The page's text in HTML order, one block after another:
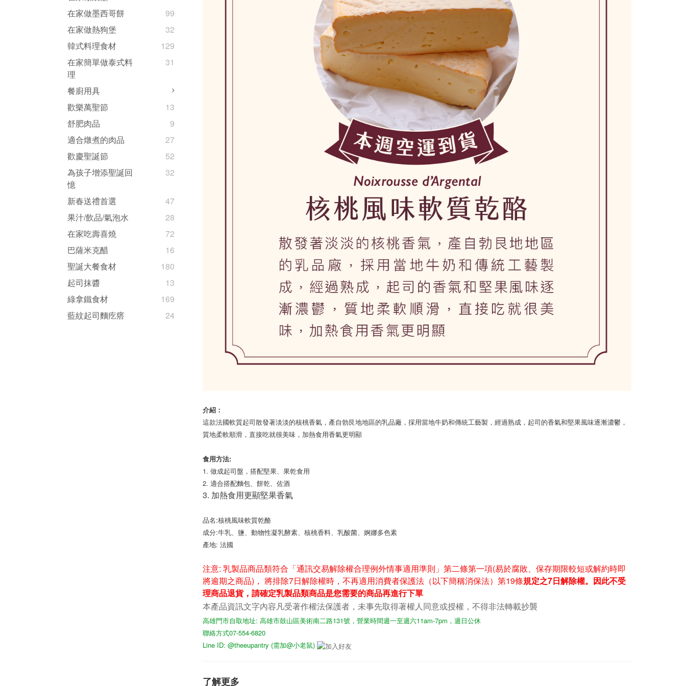
在家做墨西哥餅
99
在家做熱狗堡
32
韓式料理食材
129
在家簡單做泰式料
理
31
餐廚用具
歡樂萬聖節
13
舒肥肉品
9
適合燉煮的肉品
27
歡慶聖誕節
52
為孩子增添聖誕回
憶
32
新春送禮首選
47
果汁/飲品/氣泡水
28
在家吃壽喜燒
72
巴薩米克醋
16
聖誕大餐食材
180
起司抹醬
13
綠拿鐵食材
169
藍紋起司麵疙瘩
24
介紹：
這款法國軟質起司散發著淡淡的核桃香氣，產自勃艮地地區的乳品廠，採用當地牛奶和傳統工藝製，經過熟成，起司的香氣和堅果風味逐漸濃鬱，
質地柔軟順滑 ，直接吃就很美味 ，加熱食用香氣更明顯
食用方法:
1. 做成起司盤，搭配堅果、果乾食用
2. 適合搭配麵包、餅乾、佐酒
3. 加熱食用更顯堅果香氣
品名:核桃風味軟質乾酪
成分:牛乳、 鹽、動物性凝乳酵素、核桃香料、乳酸菌、婀娜多色素
產地: 法國
注意: 乳製品商品類符合「通訊交易解除權合理例外情事適用準則」第二條第一項(易於腐敗、保存期限較短或解約時即
將逾期之商品)， 將排除7日解除權時，不再適用消費者保護法（以下簡稱消保法）第19條規定之7日解除權。因此不受
理商品退貨，請確定乳製品類商品是您需要的商品再進行下單
本產品資訊文字內容凡受著作權法保護者，未事先取得著權人同意或授權，不得非法轉載抄襲
高雄門市自取地址: 高雄市鼓山區美術南二路131號，營業時間週一至週六11am-7pm，週日公休
聯絡方式07-554-6820
Line ID: @theeupantry (需加@小老鼠)
了解更多